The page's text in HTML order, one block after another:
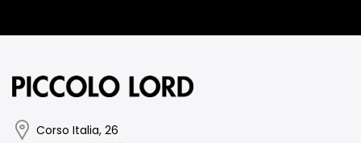
Corso Italia, 26